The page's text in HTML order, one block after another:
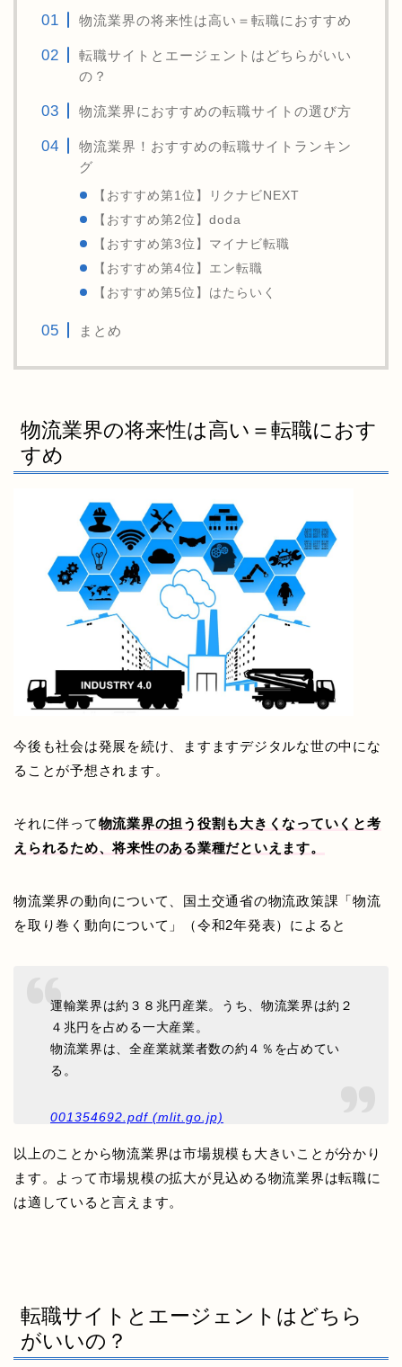
物流業界の将来性は高い＝転職におすすめ
転職サイトとエージェントはどちらがいい
の？
物流業界におすすめの転職サイトの選び方
物流業界！おすすめの転職サイトランキン
グ
【おすすめ第1位】リクナビNEXT
【おすすめ第2位】doda
【おすすめ第3位】マイナビ転職
【おすすめ第4位】エン転職
【おすすめ第5位】はたらいく
まとめ
物流業界の将来性は高い＝転職におす
すめ
今後も社会は発展を続け、ますますデジタルな世の中にな
ることが予想されます。
それに伴って物流業界の担う役割も大きくなっていくと考
えられるため、将来性のある業種だといえます。
物流業界の動向について、国土交通省の物流政策課「物流
を取り巻く動向について」（令和2年発表）によると
運輸業界は約３８兆円産業。うち、物流業界は約２
４兆円を占める一大産業。
物流業界は、全産業就業者数の約４％を占めてい
る。
001354692.pdf (mlit.go.jp)
以上のことから物流業界は市場規模も大きいことが分かり
ます。
よって市場規模の拡大が見込める物流業界は転職に
は適していると言えます。
転職サイトとエージェントはどちら
がいいの？